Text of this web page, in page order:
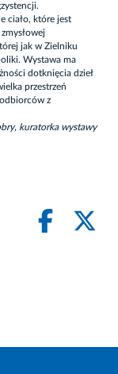
ciało, które jest
jak w Zielniku
Wystawa ma
dotknięcia dzieł
przestrzeń
z
kuratorka wystawy